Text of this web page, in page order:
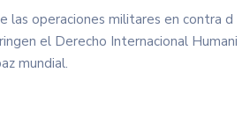
las operaciones militares en contra d
el Derecho Internacional Humani
mundial.